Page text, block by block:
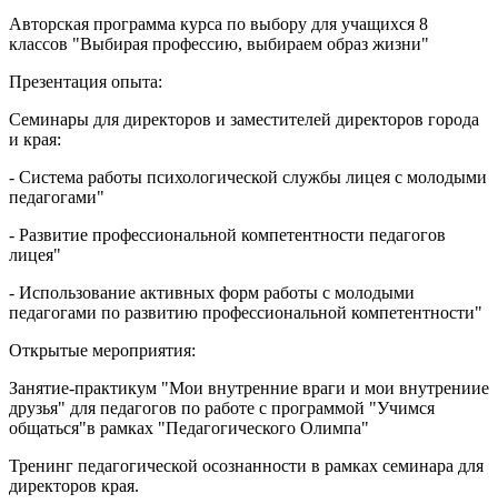
Авторская программа курса по выбору для учащихся 8
классов "Выбирая профессию, выбираем образ жизни"
Презентация опыта:
Семинары для директоров и заместителей директоров города
и края:
- Система работы психологической службы лицея с молодыми
педагогами"
- Развитие профессиональной компетентности педагогов
лицея"
- Использование активных форм работы с молодыми
педагогами по развитию профессиональной компетентности"
Открытые мероприятия:
Занятие-практикум "Мои внутренние враги и мои внутрениие
друзья" для педагогов по работе с программой "Учимся
общаться"в рамках "Педагогического Олимпа"
Тренинг педагогической осознанности в рамках семинара для
директоров края.